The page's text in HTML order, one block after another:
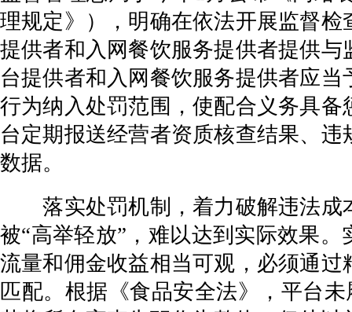
理规定》），明确在依法开展监督
提供者和入网餐饮服务提供者提供
台提供者和入网餐饮服务提供者应
行为纳入处罚范围，使配合义务具
台定期报送经营者资质核查结果、
数据。
落实处罚机制，着力破解违法成
被“高举轻放”，难以达到实际效果
流量和佣金收益相当可观，必须通
匹配。根据《食品安全法》，平台